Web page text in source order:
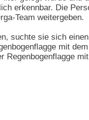
erkennbar. Die
Team weitergeben.
suchte sie sich
mit